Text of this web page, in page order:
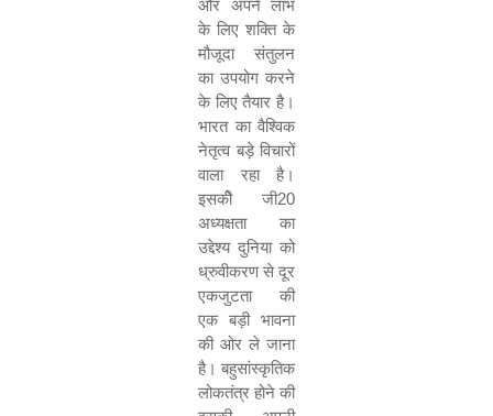
और अपने लाभ
के लिए शक्ति के
मौजूदा संतुलन
का उपयोग करने
के लिए तैयार है।
भारत का वैश्विक
नेतृत्व बड़े विचारों
वाला रहा है।
इसकीे जी20
अध्यक्षता का
उद्देश्य दुनिया को
ध्रुवीकरण से दूर
एकजुटता की
एक बड़ी भावना
की ओर ले जाना
है। बहुसांस्कृतिक
लोकतंत्र होने की